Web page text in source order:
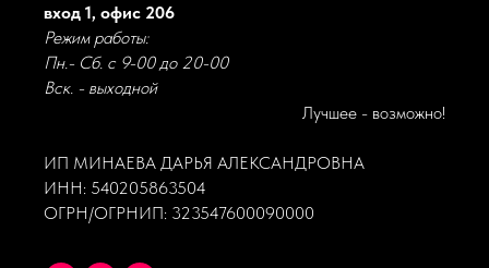
вход 1, офис 206
Режим работы:
Пн.- Сб. с 9-00 до 20-00
Вск. - выходной
Лучшее - возможно!
ИП МИНАЕВА ДАРЬЯ АЛЕКСАНДРОВНА
ИНН: 540205863504
ОГРН/ОГРНИП: 323547600090000